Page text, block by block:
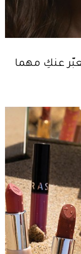
صيف 2024 ستعبّر عنكِ مهما